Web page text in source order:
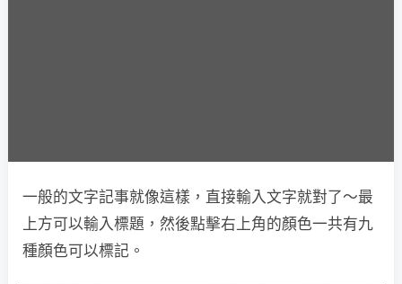
一般的文字記事就像這樣，直接輸入文字就對了～最
上方可以輸入標題，然後點擊右上角的顏色一共有九
種顏色可以標記。